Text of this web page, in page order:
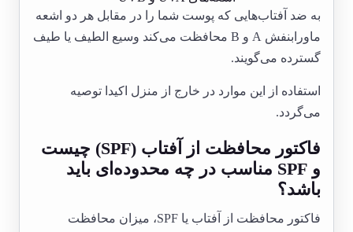
به ضد آفتاب‌هایی که پوست شما را در مقابل هر دو اشعه
ماورابنفش A و B محافظت می‌کند وسیع الطیف یا طیف
گسترده می‌گویند.
استفاده از این موارد در خارج از منزل اکیدا توصیه
می‌گردد.
فاکتور محافظت از آفتاب (SPF) چیست
و SPF مناسب در چه محدوده‌ای باید
باشد؟
فاکتور محافظت از آفتاب یا SPF، میزان محافظت